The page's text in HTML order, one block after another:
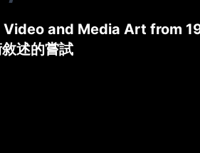
and Media Art from
述的嘗試